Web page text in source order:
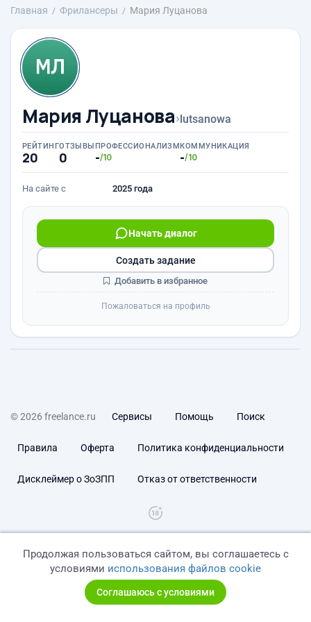
Главная Фрилансеры Мария Луцанова
Мария Луцанова›lutsanowa
РЕЙТИНГ
20
ОТЗЫВЫ
0
ПРОФЕССИОНАЛИЗМ
-/10
КОММУНИКАЦИЯ
-/10
На сайте с 2025 года
Начать диалог
Создать задание
Добавить в избранное
Пожаловаться на профиль
© 2026 freelance.ru Сервисы Помощь Поиск
Правила Оферта Политика конфиденциальности
Дисклеймер о ЗоЗПП Отказ от ответственности
Продолжая пользоваться сайтом, вы соглашаетесь с
условиями использования файлов cookie
Соглашаюсь с условиями